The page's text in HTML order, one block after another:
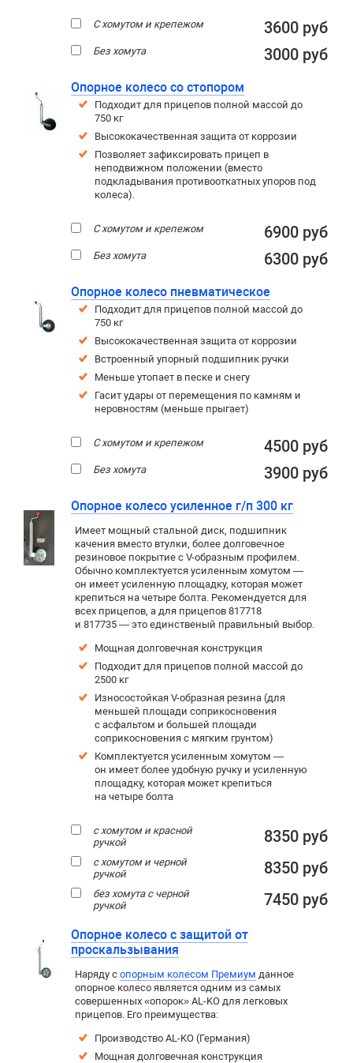
С хомутом и крепежом 3600 руб
Без хомута 3000 руб
Опорное колесо со стопором
Подходит для прицепов полной массой до
750 кг
Высококачественная защита от коррозии
Позволяет зафиксировать прицеп в
неподвижном положении (вместо
подкладывания противооткатных упоров под
колеса).
С хомутом и крепежом 6900 руб
Без хомута 6300 руб
Опорное колесо пневматическое
Подходит для прицепов полной массой до
750 кг
Высококачественная защита от коррозии
Встроенный упорный подшипник ручки
Меньше утопает в песке и снегу
Гасит удары от перемещения по камням и
неровностям (меньше прыгает)
С хомутом и крепежом 4500 руб
Без хомута 3900 руб
Опорное колесо усиленное г/п 300 кг
Имеет мощный стальной диск, подшипник
качения вместо втулки, более долговечное
резиновое покрытие c V-образным профилем.
Обычно комплектуется усиленным хомутом —
он имеет усиленную площадку, которая может
крепиться на четыре болта. Рекомендуется для
всех прицепов, а для прицепов 817718
и 817735 — это единственый правильный выбор.
Мощная долговечная конструкция
Подходит для прицепов полной массой до
2500 кг
Износостойкая V-образная резина (для
меньшей площади соприкосновения
с асфальтом и большей площади
соприкосновения с мягким грунтом)
Комплектуется усиленным хомутом —
он имеет более удобную ручку и усиленную
площадку, которая может крепиться
на четыре болта
с хомутом и красной
ручкой
8350 руб
с хомутом и черной
ручкой
8350 руб
без хомута с черной
ручкой
7450 руб
Опорное колесо с защитой от
проскальзывания
Наряду с опорным колесом Премиум данное
опорное колесо является одним из самых
совершенных «опорок» AL-KO для легковых
прицепов. Его преимущества:
Производство AL-KO (Германия)
Мощная долговечная конструкция